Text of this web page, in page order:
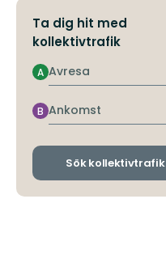
Ta dig hit med
kollektivtrafik
Avresa
A
Ankomst
B
Sök kollektivtrafik